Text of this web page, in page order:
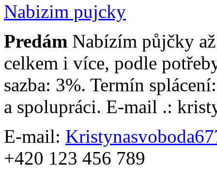
Nabizim pujcky
Predám Nabízím půjčky
celkem i více, podle
sazba: 3%. Termín
a spolupráci. E-mail .:
E-mail:
+420 123 456 789